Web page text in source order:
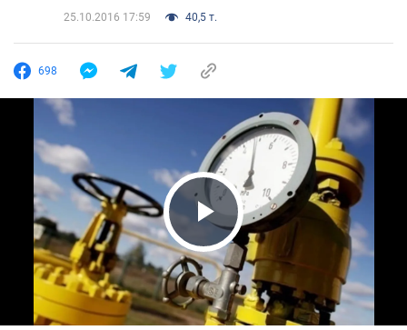
25.10.2016 17:59
40,5 т.
698
Play Video